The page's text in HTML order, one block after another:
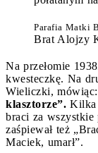
Parafia Matki
Brat Alojzy
Na przełomie
kwesteczkę. Na
Wieliczki, mówiąc:
klasztorze”. Kilka
braci za
zaśpiewał też
Maciek, umarł”.